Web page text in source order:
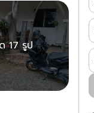
17 รูป